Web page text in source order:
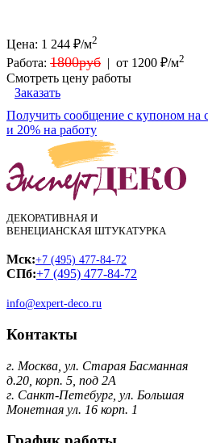
Цена: 1 244 ₽/м2
Работа: 1800руб | от 1200 ₽/м2
Смотреть цену работы
Заказать
Получить сообщение с купоном на
и 20% на работу
ДЕКОРАТИВНАЯ И
ВЕНЕЦИАНСКАЯ ШТУКАТУРКА
Мск:+7 (495) 477-84-72
СПб:+7 (495) 477-84-72
info@expert-deco.ru
Контакты
г. Москва, ул. Старая Басманная
д.20, корп. 5, под 2А
г. Санкт-Петебург, ул. Большая
Монетная ул. 16 корп. 1